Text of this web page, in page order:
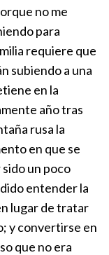
no me
para
requiere que
subiendo a una
en la
año tras
rusa la
en que se
un poco
entender la
lugar de tratar
y convertirse en
que no era